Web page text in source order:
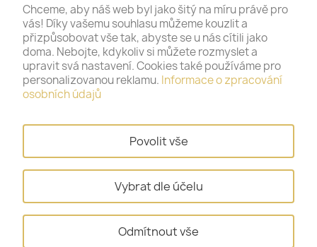
PRODUKTY
NAŠE SPOLEČNOST 

INFORMACE O OBCHODU keyboard_arrow_down
Chceme, aby náš web byl jako šitý na míru právě pro
vás! Díky vašemu souhlasu můžeme kouzlit a
přizpůsobovat vše tak, abyste se u nás cítili jako
doma. Nebojte, kdykoliv si můžete rozmyslet a
upravit svá nastavení. Cookies také používáme pro
personalizovanou reklamu. Informace o zpracování
osobních údajů
Povolit vše
Vybrat dle účelu
Odmítnout vše